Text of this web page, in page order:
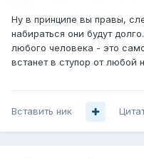
Ну в принципе вы правы,
набираться они будут
любого человека - это
встанет в ступор от любой
Вставить ник